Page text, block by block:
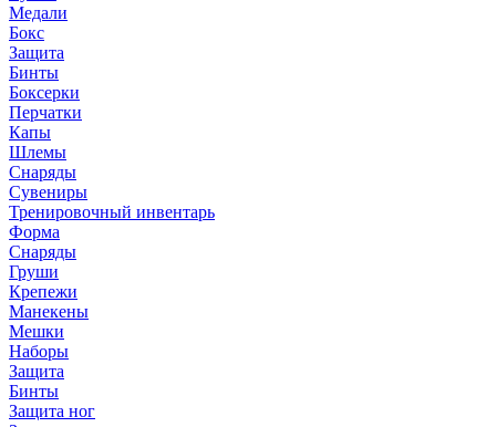
Медали
Бокс
Защита
Бинты
Боксерки
Перчатки
Капы
Шлемы
Снаряды
Сувениры
Тренировочный инвентарь
Форма
Снаряды
Груши
Крепежи
Манекены
Мешки
Наборы
Защита
Бинты
Защита ног